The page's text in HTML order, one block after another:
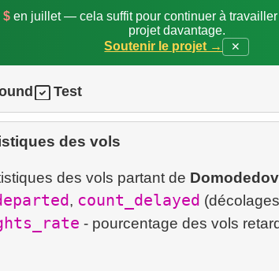
$en juillet — cela suffit pour continuer à
projet davantage.
Soutenir le projet →
✕
Test
des vols
des vols partant de
, count_delayed
- pourcentage des vols